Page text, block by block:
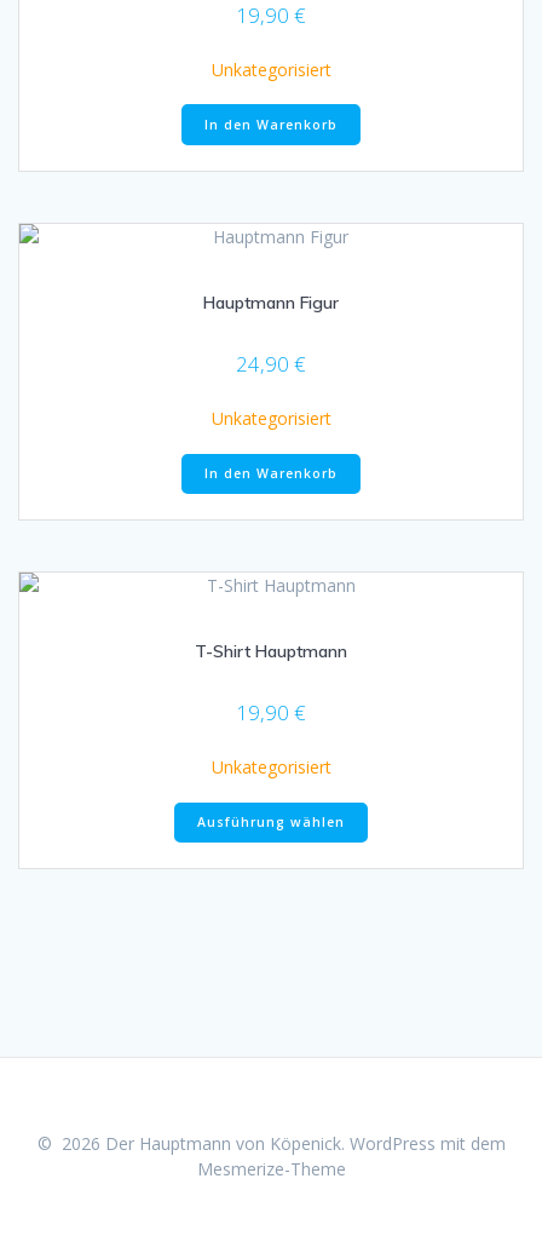
19,90 €
Unkategorisiert
In den Warenkorb
Hauptmann Figur
24,90 €
Unkategorisiert
In den Warenkorb
T-Shirt Hauptmann
19,90 €
Unkategorisiert
Ausführung wählen
Dieses
mehrere
werden
© 2026 Der Hauptmann von Köpenick. WordPress mit dem
Mesmerize-Theme